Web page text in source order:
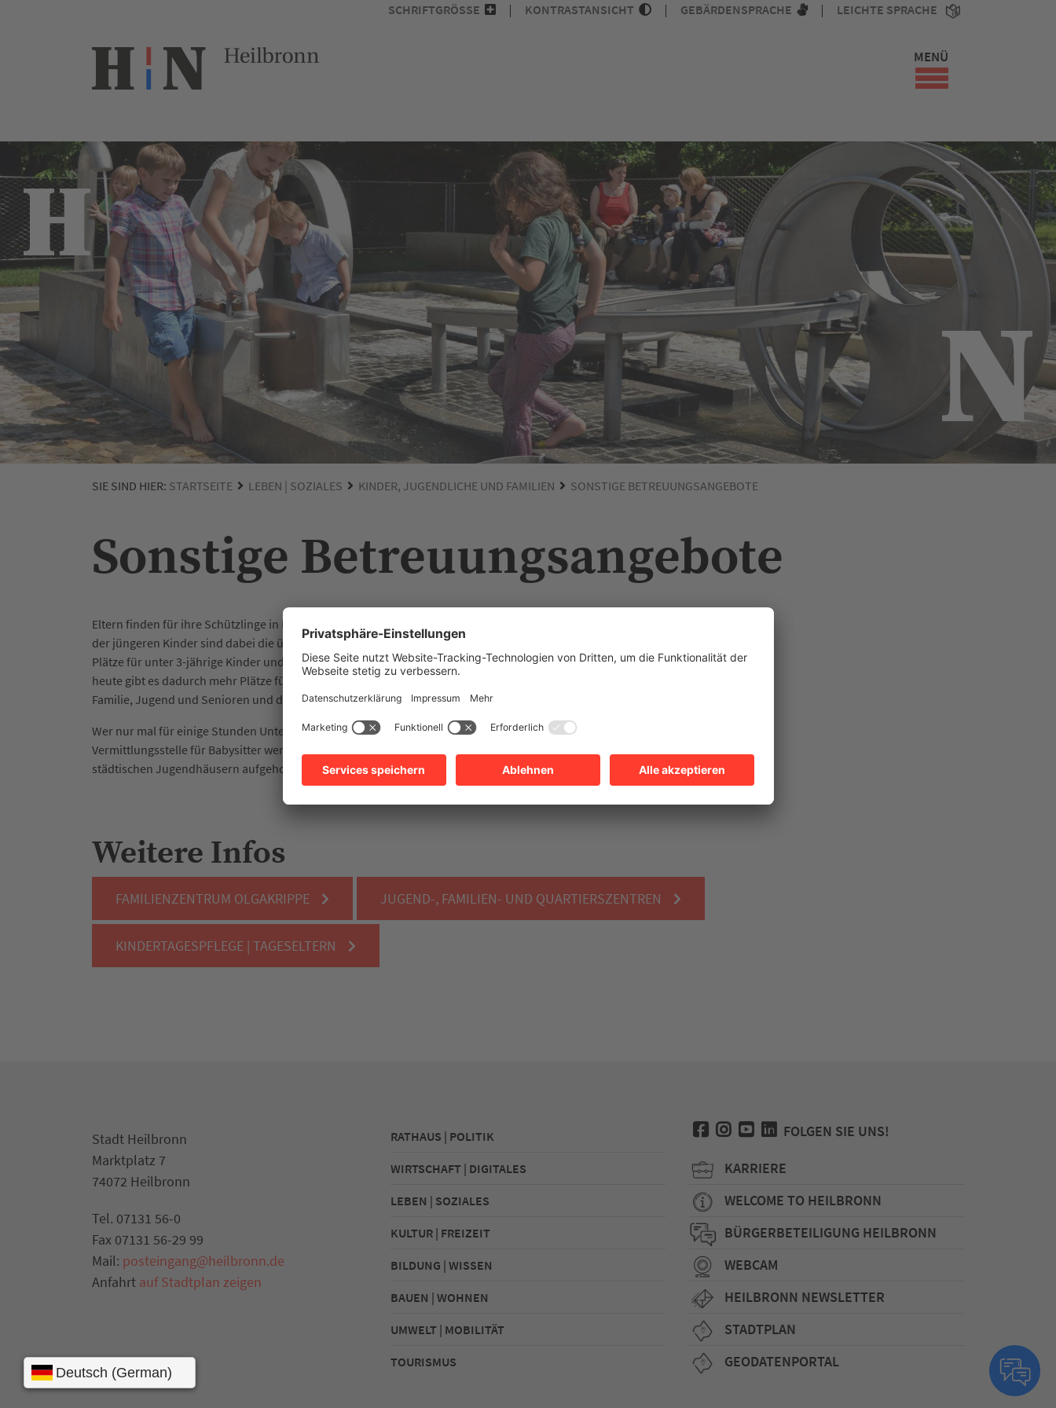
SCHRIFTGRÖSSE KONTRASTANSICHT GEBÄRDENSPRACHE LEICHTE SPRACHE
MENÜ
SIE SIND HIER: STARTSEITE LEBEN | SOZIALES KINDER, JUGENDLICHE UND FAMILIEN SONSTIGE BETREUUNGSANGEBOTE
Sonstige Betreuungsangebote
Eltern finden für ihre Schützlinge in Heilbronn eine Vielzahl von Betreuungsangeboten. Herzstück für die Betreuung
der jüngeren Kinder sind dabei die über 90 Kindertageseinrichtungen im ganzen Stadtgebiet, wobei die Zahl der
Plätze für unter 3-jährige Kinder und das Ganztagsangebot seit einigen Jahren kontinuierlich ausgebaut wird. Schon
heute gibt es dadurch mehr Plätze für Unter-3-Jährige als im Landesdurchschnitt. Daneben vermitteln das Amt für
Familie, Jugend und Senioren und die Arkus gGmbH Tagesmütter und -väter, die auf den Nachwuchs aufpassen.
Wer nur mal für einige Stunden Unterstützung bei der Kinderbetreuung sucht, kann sich an eine
Vermittlungsstelle für Babysitter wenden. Schulkinder sind gut in der Ganztagsbetreuung der Schulen oder den elf
städtischen Jugendhäusern aufgehoben.
Weitere Infos
FAMILIENZENTRUM OLGAKRIPPE JUGEND-, FAMILIEN- UND QUARTIERSZENTREN
KINDERTAGESPFLEGE | TAGESELTERN
Stadt Heilbronn
Marktplatz 7
74072 Heilbronn
Tel. 07131 56-0
Fax 07131 56-29 99
Mail: posteingang@heilbronn.de
Anfahrt auf Stadtplan zeigen
RATHAUS | POLITIK
WIRTSCHAFT | DIGITALES
LEBEN | SOZIALES
KULTUR | FREIZEIT
BILDUNG | WISSEN
BAUEN | WOHNEN
UMWELT | MOBILITÄT
TOURISMUS
FOLGEN SIE UNS!
KARRIERE
WELCOME TO HEILBRONN
BÜRGERBETEILIGUNG HEILBRONN
WEBCAM
HEILBRONN NEWSLETTER
STADTPLAN
GEODATENPORTAL